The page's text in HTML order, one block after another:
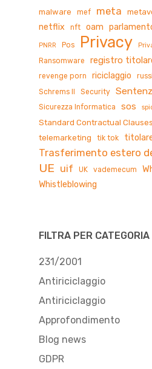
malware mef meta
netflix nft oam
PNRR Pos Privacy
Ransomware registro
revenge porn riciclaggio
Schrems II
Security
Sicurezza Informatica sos
Standard Contractual Clauses
telemarketing
tik tok
Trasferimento estero
UE uif UK vademecum
Whistleblowing
FILTRA PER CATEGORIA
231/2001
Antiriciclaggio
Antiriciclaggio
Approfondimento
Blog news
GDPR